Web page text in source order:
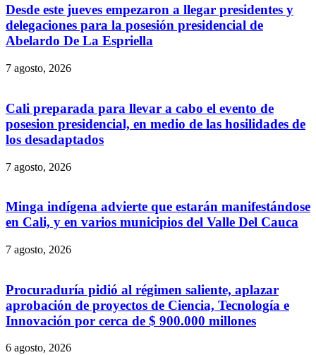
Desde este jueves empezaron a llegar presidentes y
delegaciones para la posesión presidencial de
Abelardo De La Espriella
7 agosto, 2026
Cali preparada para llevar a cabo el evento de
posesion presidencial, en medio de las hosilidades de
los desadaptados
7 agosto, 2026
Minga indígena advierte que estarán manifestándose
en Cali, y en varios municipios del Valle Del Cauca
7 agosto, 2026
Procuraduría pidió al régimen saliente, aplazar
aprobación de proyectos de Ciencia, Tecnología e
Innovación por cerca de $ 900.000 millones
6 agosto, 2026